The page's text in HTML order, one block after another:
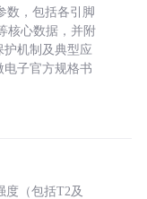
数，包括各引脚
核心数据，并附
护机制及典型应
电子官方规格书
度（包括T2及